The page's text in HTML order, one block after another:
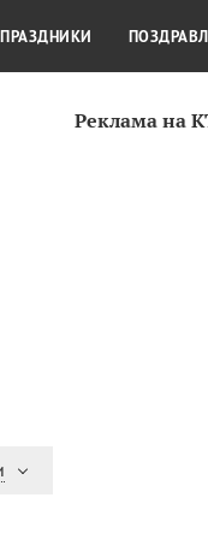
Реклама на
КУЛЬТУРА
ПРАЗДНИКИ